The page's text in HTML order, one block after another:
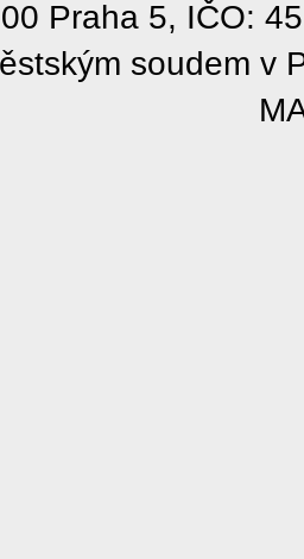
Praha 5, IČO:
soudem v